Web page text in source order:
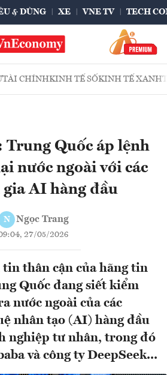
& DÙNG XE VNE TV TECH
TÀI CHÍNHKINH TẾ SỐKINH TẾ XANH
Trung Quốc áp lệnh
nước ngoài với các
gia AI hàng đầu
N Ngọc Trang
27/05/2026
tin thân cận của hãng tin
Quốc đang siết kiểm
nước ngoài của các
nhân tạo (AI) hàng đầu
nghiệp tư nhân, trong đó
và công ty DeepSeek...